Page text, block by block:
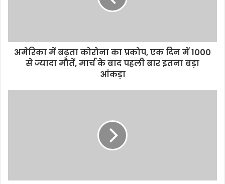
k
अमेरिका में बढ़ता कोरोना का प्रकोप, एक दिन में 1000
से ज्यादा मौतें, मार्च के बाद पहली बार इतना बड़ा
आंकड़ा